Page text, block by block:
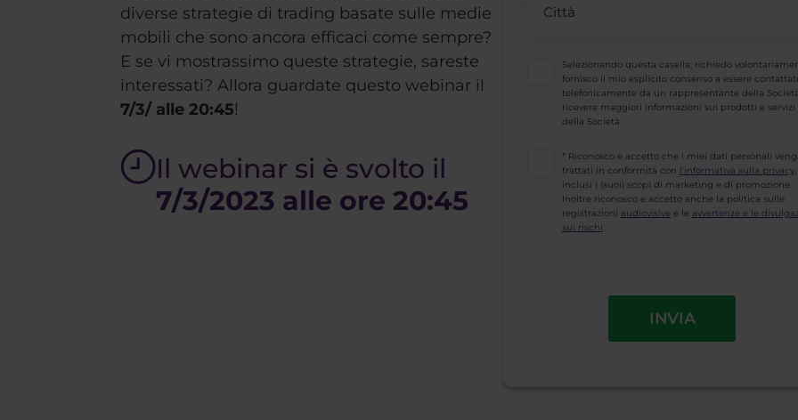
diverse strategie di trading basate sulle medie
mobili che sono ancora efficaci come sempre?
E se vi mostrassimo queste strategie, sareste
interessati? Allora guardate questo webinar il
7/3/ alle 20:45!
Il webinar si è svolto il
7/3/2023 alle ore 20:45
Selezionando questa casella, richiedo
fornisco il mio esplicito consenso a essere
telefonicamente da un rappresentante della
ricevere maggiori informazioni sui prodotti e servizi
della Società.
* Riconosco e accetto che i miei dati personali
trattati in conformità con l’informativa sulla privacy,
inclusi i (suoi) scopi di marketing e di promozione.
Inoltre riconosco e accetto anche la politica sulle
registrazioni audiovisive e le avvertenze e le
sui rischi.
INVIA